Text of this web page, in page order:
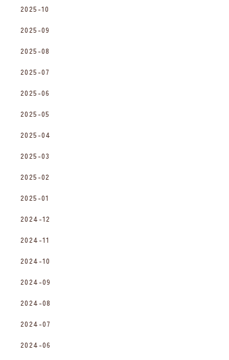
2025-10
2025-09
2025-08
2025-07
2025-06
2025-05
2025-04
2025-03
2025-02
2025-01
2024-12
2024-11
2024-10
2024-09
2024-08
2024-07
2024-06